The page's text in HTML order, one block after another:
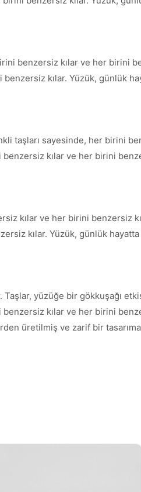
benzersiz kılar ve her birini
kılar. Yüzük, günlük
taşları sayesinde, her birini
kılar ve her birini
kılar ve her birini benzersiz
kılar. Yüzük, günlük
yüzüğe bir gökkuşağı
kılar ve her birini
üretilmiş ve zarif bir